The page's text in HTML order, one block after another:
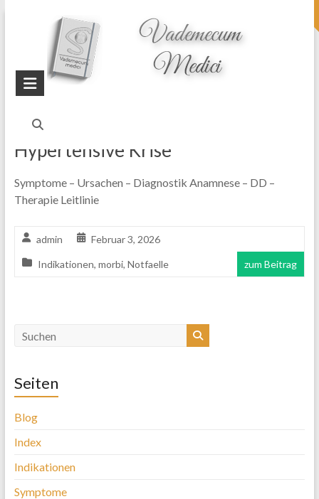
topheader
Startseite
Blog
Blutdruck
Hypertensive Krise
Symptome – Ursachen – Diagnostik Anamnese – DD –
Therapie Leitlinie
admin Februar 3, 2026
Indikationen, morbi, Notfaelle zum Beitrag
Seiten
Blog
Index
Indikationen
Symptome